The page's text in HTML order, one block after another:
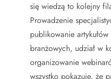
się wiedzą to kolejny
Prowadzenie
publikowanie
branżowych, udział w
organizowanie
wszystko pokazuje, że